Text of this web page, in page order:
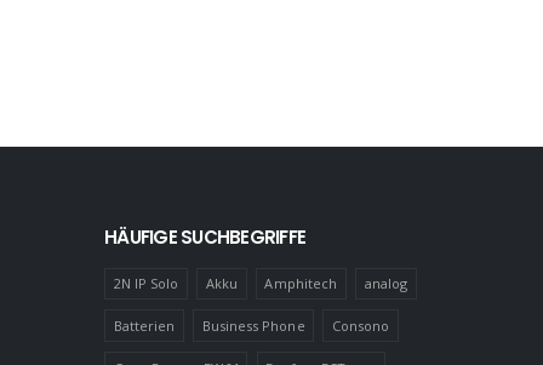
HÄUFIGE SUCHBEGRIFFE
2N IP Solo Akku Amphitech analog
Batterien Business Phone Consono